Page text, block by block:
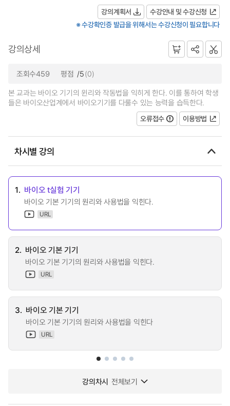
강의계획서
수강안내 및 수강신청
※ 수강확인증 발급을 위해서는 수강신청이 필요합니다
강의상세
조회수459 평점 /5(0)
본 교과는 바이오 기기의 윈리와 작동법을 익히게 한다. 이를 통하여 학생
들은 바이오산업계에서 바이오기기를 다룰수 있는 능력을 습득한다.
오류접수
이용방법
차시별 강의
1. 바이오 t실험 기기
바이오 기본 기기의 원리와 사용법을 익힌다.
URL
2. 바이오 기본 기기
바이오 기본 기기의 원리와 사용법을 익힌다.
URL
3. 바이오 기본 기기
바이오 기본 기기의 원리와 사용법을 익힌다
URL
강의차시 전체보기